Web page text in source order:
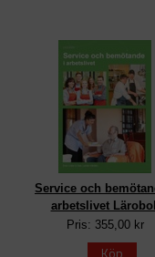
Service och
arbetslivet
Pris: 355,00 kr